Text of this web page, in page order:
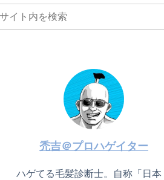
禿吉＠プロハゲイター
ハゲてる毛髪診断士。自称「日本